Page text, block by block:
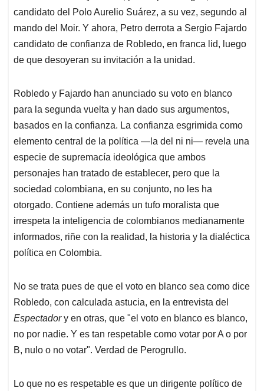
candidato del Polo Aurelio Suárez, a su vez, segundo al
mando del Moir. Y ahora, Petro derrota a Sergio Fajardo
candidato de confianza de Robledo, en franca lid, luego
de que desoyeran su invitación a la unidad.
Robledo y Fajardo han anunciado su voto en blanco
para la segunda vuelta y han dado sus argumentos,
basados en la confianza. La confianza esgrimida como
elemento central de la política —la del ni ni— revela una
especie de supremacía ideológica que ambos
personajes han tratado de establecer, pero que la
sociedad colombiana, en su conjunto, no les ha
otorgado. Contiene además un tufo moralista que
irrespeta la inteligencia de colombianos medianamente
informados, riñe con la realidad, la historia y la dialéctica
política en Colombia.
No se trata pues de que el voto en blanco sea como dice
Robledo, con calculada astucia, en la entrevista del
Espectadory en otras, que "el voto en blanco es blanco,
no por nadie. Y es tan respetable como votar por A o por
B, nulo o no votar". Verdad de Perogrullo.
Lo que no es respetable es que un dirigente político de